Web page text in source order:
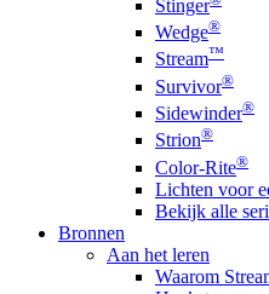
Stinger
Wedge®
Stream™
Survivor®
Sidewinder®
Strion®
Color-Rite®
Lichten voor
Bekijk alle
Bronnen
Aan het leren
Waarom